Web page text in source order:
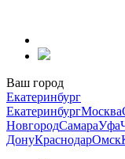
содержанию
Ваш город
Екатеринбург
ЕкатеринбургМосква
НовгородСамараУфа
ДонуКраснодарОмск